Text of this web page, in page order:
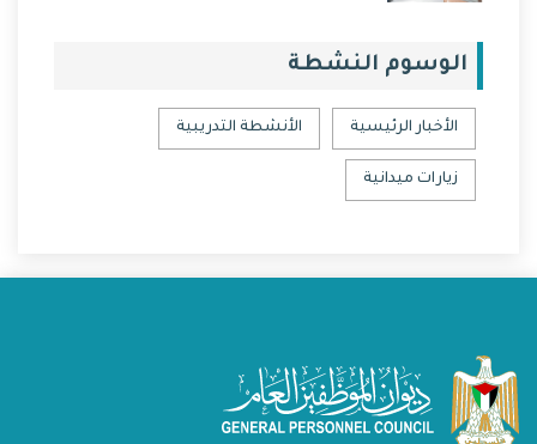
الوسوم النشطة
الأخبار الرئيسية الأنشطة التدريبية
زيارات ميدانية